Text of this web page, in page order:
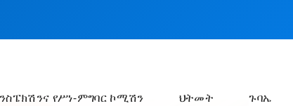
የሥነ-ምግባር ኮሚሽን ህትመት ጉባኤ